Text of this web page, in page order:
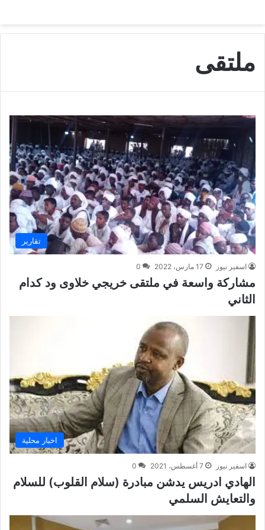
ملتقى
تقارير
اسفير نيوز 17 مارس، 2022 0
مشاركة واسعة في ملتقى خريجي خلاوى ود كدام
الثاني
اخبار محلية
اسفير نيوز 7 أغسطس، 2021 0
الهادي ادريس يدشن مبادرة (سلام القلوب) للسلام
والتعايش السلمي